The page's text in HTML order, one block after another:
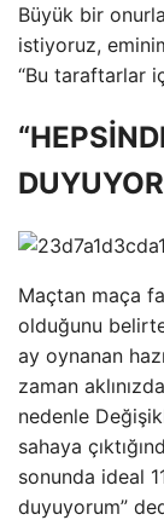
Büyük bir
istiyoruz,
“Bu taraftarlar
Maçtan maça
olduğunu
ay oynanan
zaman
nedenle
sahaya
sonunda ideal
duyuyorum”